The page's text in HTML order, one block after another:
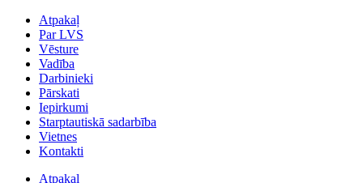
Atpakaļ
Par LVS
Vēsture
Vadība
Darbinieki
Pārskati
Iepirkumi
Starptautiskā sadarbība
Vietnes
Kontakti
Atpakaļ